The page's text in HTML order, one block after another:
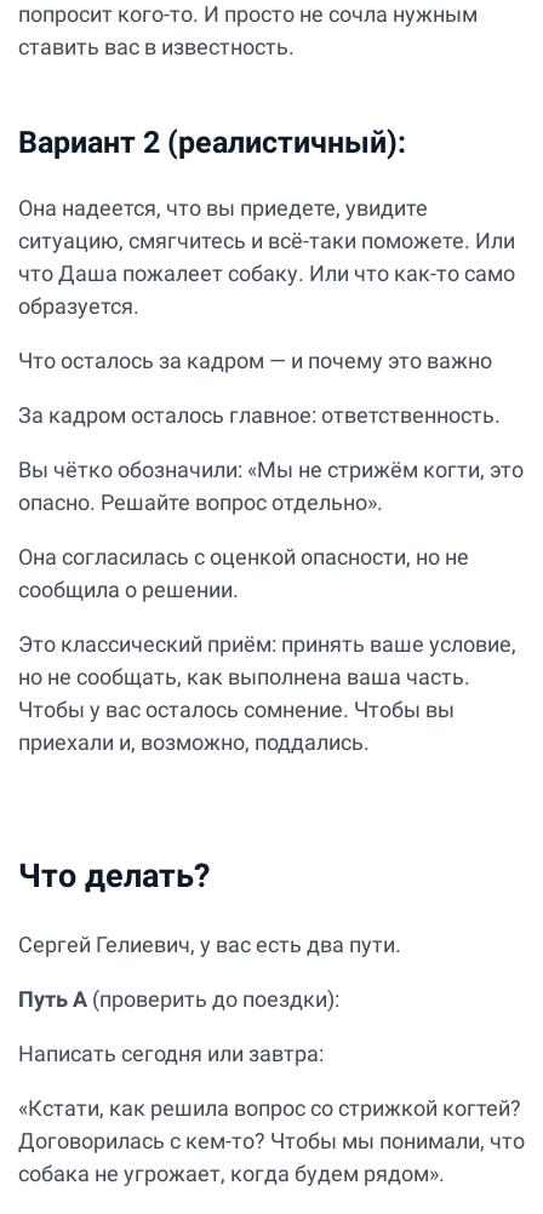
попросит кого-то. И просто не сочла нужным
ставить вас в известность.
Вариант 2 (реалистичный):
Она надеется, что вы приедете, увидите
ситуацию, смягчитесь и всё-таки поможете. Или
что Даша пожалеет собаку. Или что как-то само
образуется.
Что осталось за кадром — и почему это важно
За кадром осталось главное: ответственность.
Вы чётко обозначили: «Мы не стрижём когти, это
опасно. Решайте вопрос отдельно».
Она согласилась с оценкой опасности, но не
сообщила о решении.
Это классический приём: принять ваше условие,
но не сообщать, как выполнена ваша часть.
Чтобы у вас осталось сомнение. Чтобы вы
приехали и, возможно, поддались.
Что делать?
Сергей Гелиевич, у вас есть два пути.
Путь А (проверить до поездки):
Написать сегодня или завтра:
«Кстати, как решила вопрос со стрижкой когтей?
Договорилась с кем-то? Чтобы мы понимали, что
собака не угрожает, когда будем рядом».